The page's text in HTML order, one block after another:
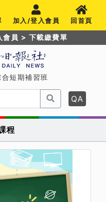
加入/登入會員 回首頁
短期補習班
QA
程
會員 > 下載繳費單